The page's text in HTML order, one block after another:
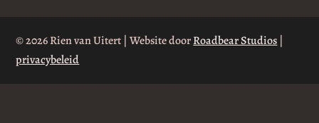
© 2026 Rien van Uitert | Website doorRoadbear Studios |
privacybeleid